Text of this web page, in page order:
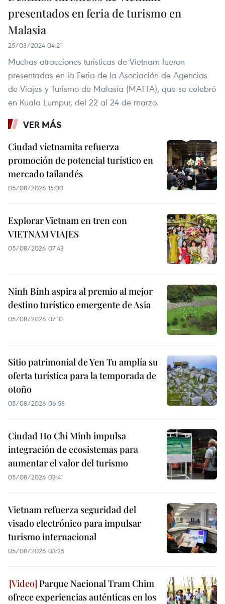
presentados en feria de turismo en
Malasia
25/03/2024 04:21
Muchas atracciones turísticas de Vietnam fueron
presentadas en la Feria de la Asociación de Agencias
de Viajes y Turismo de Malasia (MATTA), que se celebró
en Kuala Lumpur, del 22 al 24 de marzo.
VER MÁS
Ciudad vietnamita refuerza
promoción de potencial turístico en
mercado tailandés
05/08/2026 15:00
Explorar Vietnam en tren con
VIETNAM VIAJES
05/08/2026 07:43
Ninh Binh aspira al premio al mejor
destino turístico emergente de Asia
05/08/2026 07:10
Sitio patrimonial de Yen Tu amplía su
oferta turística para la temporada de
otoño
05/08/2026 06:58
Ciudad Ho Chi Minh impulsa
integración de ecosistemas para
aumentar el valor del turismo
05/08/2026 03:41
Vietnam refuerza seguridad del
visado electrónico para impulsar
turismo internacional
05/08/2026 03:25
Parque Nacional Tram Chim
ofrece experiencias auténticas en los